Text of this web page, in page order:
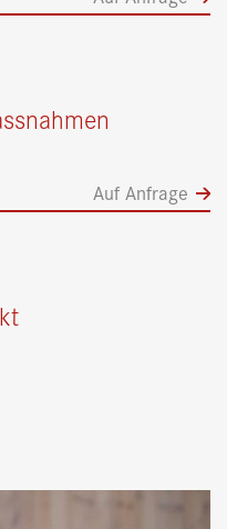
Auf Anfrage